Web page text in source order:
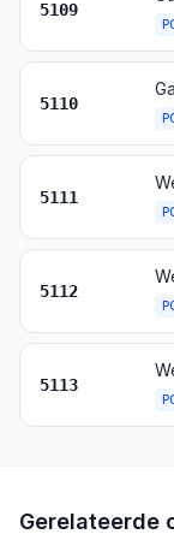
5109
5110
5111
5112
5113
Gerelateerde